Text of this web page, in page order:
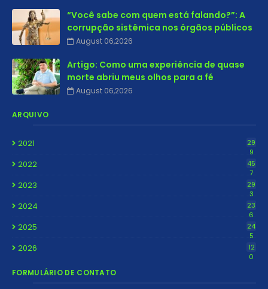
“Você sabe com quem está falando?”: A
corrupção sistêmica nos órgãos públicos
August 06,2026
Artigo: Como uma experiência de quase
morte abriu meus olhos para a fé
August 06,2026
ARQUIVO
2021
29
9
2022
45
7
2023
29
3
2024
23
6
2025
24
5
2026
12
0
FORMULÁRIO DE CONTATO